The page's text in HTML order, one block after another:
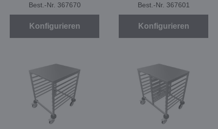
Best.-Nr. 367670
Konfigurieren
Best.-Nr. 367601
Konfigurieren